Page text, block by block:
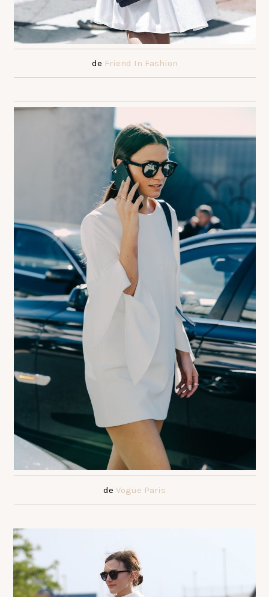
de Friend In Fashion
de Vogue Paris